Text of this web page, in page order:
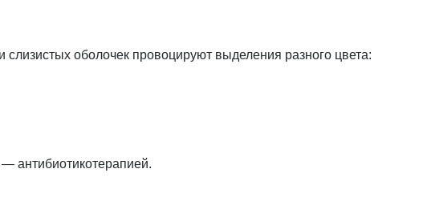
оболочек провоцируют выделения разного цвета:
антибиотикотерапией.